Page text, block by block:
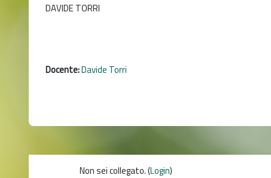
DAVIDE TORRI
Docente:Davide Torri
Non sei collegato. (Login)